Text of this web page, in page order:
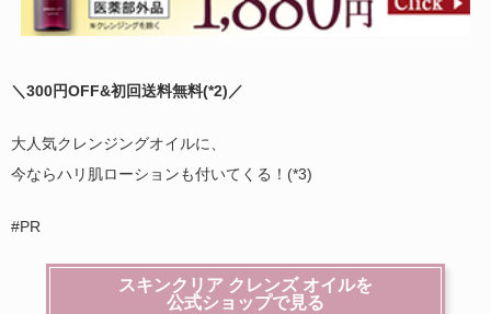
＼300円OFF&初回送料無料(*2) ／
大人気クレンジングオイルに、
今ならハリ肌ローションも付いてくる！(*3)
#PR
スキンクリア クレンズ オイルを
公式ショップで見る